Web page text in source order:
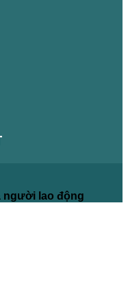
người lao động